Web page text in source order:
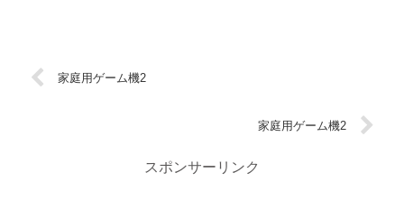
家庭用ゲーム機2
家庭用ゲーム機2
スポンサーリンク